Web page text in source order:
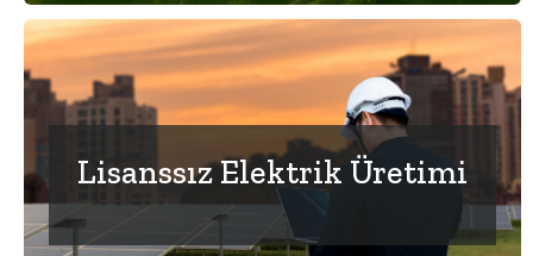
Lisanssız Elektrik Üretimi